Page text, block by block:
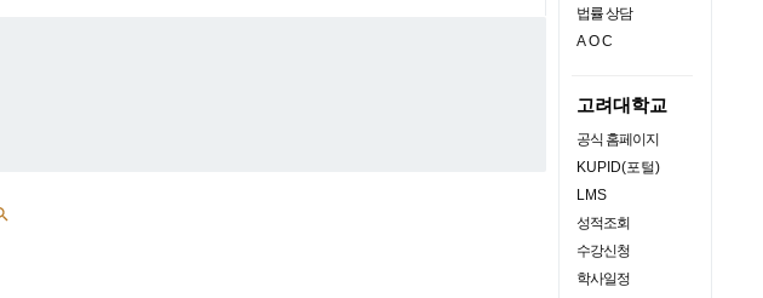
법률 상담
AOC
고려대학교
공식 홈페이지
KUPID(포털)
LMS
성적조회
수강신청
학사일정